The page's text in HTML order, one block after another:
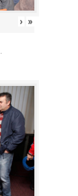
› »